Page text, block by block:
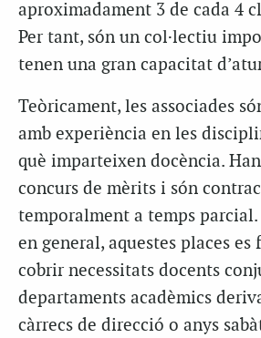
aproximadament 3 de cada 4
Per tant, són un col·lectiu
tenen una gran capacitat
Teòricament, les associades
amb experiència en les
què imparteixen docència.
concurs de mèrits i són
temporalment a temps parcial.
en general, aquestes places
cobrir necessitats docents
departaments acadèmics
càrrecs de direcció o anys